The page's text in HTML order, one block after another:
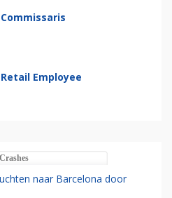
Commissaris
Retail Employee
Crashes
naar Barcelona door